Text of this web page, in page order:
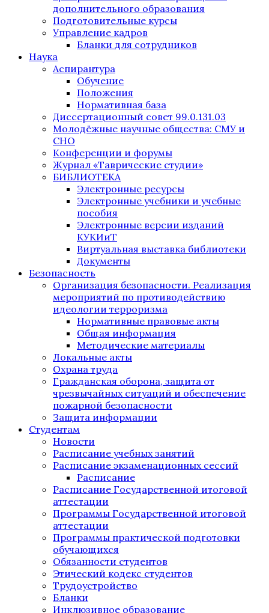
дополнительного образования
Подготовительные курсы
Управление кадров
Бланки для сотрудников
Наука
Аспирантура
Обучение
Положения
Нормативная база
Диссертационный совет 99.0.131.03
Молодёжные научные общества: СМУ и
СНО
Конференции и форумы
Журнал «Таврические студии»
БИБЛИОТЕКА
Электронные ресурсы
Электронные учебники и учебные
пособия
Электронные версии изданий
КУКИиТ
Виртуальная выставка библиотеки
Документы
Безопасность
Организация безопасности. Реализация
мероприятий по противодействию
идеологии терроризма
Нормативные правовые акты
Общая информация
Методические материалы
Локальные акты
Охрана труда
Гражданская оборона, защита от
чрезвычайных ситуаций и обеспечение
пожарной безопасности
Защита информации
Студентам
Новости
Расписание учебных занятий
Расписание экзаменационных сессий
Расписание
Расписание Государственной итоговой
аттестации
Программы Государственной итоговой
аттестации
Программы практической подготовки
обучающихся
Обязанности студентов
Этический кодекс студентов
Трудоустройство
Бланки
Инклюзивное образование